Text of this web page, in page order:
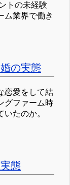
トの未経験
ム業界で働き
の実態
恋愛をして結
グファーム時
たのか。
態